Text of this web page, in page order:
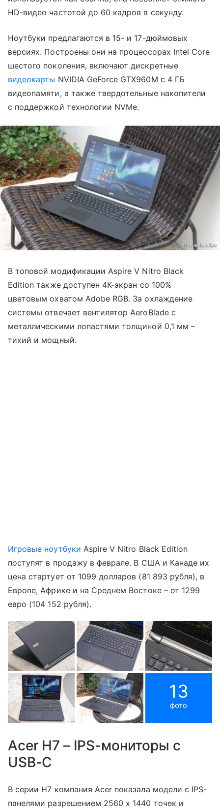
HD-видео частотой до 60 кадров в секунду.
Ноутбуки предлагаются в 15- и 17-дюймовых
версиях. Построены они на процессорах Intel Core
шестого поколения, включают дискретные
видеокарты NVIDIA GeForce GTX960M с 4 ГБ
видеопамяти, а также твердотельные накопители
с поддержкой технологии NVMe.
В топовой модификации Aspire V Nitro Black
Edition также доступен 4К-экран со 100%
цветовым охватом Adobe RGB. За охлаждение
системы отвечает вентилятор AeroBlade с
металлическими лопастями толщиной 0,1 мм –
тихий и мощный.
Игровые ноутбуки Aspire V Nitro Black Edition
поступят в продажу в феврале. В США и Канаде их
цена стартует от 1099 долларов (81 893 рубля), в
Европе, Африке и на Среднем Востоке – от 1299
евро (104 152 рубля).
13
фото
Acer H7 – IPS-мониторы с
USB-C
В серии H7 компания Acer показала модели с IPS-
панелями разрешением 2560 x 1440 точек и